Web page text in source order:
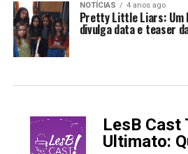
NOTÍCIAS 4 anos ago
Pretty Little Liars: Um
divulga data e teaser
LesB Cast
Ultimato:
-